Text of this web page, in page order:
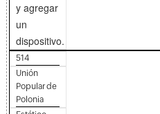
y agregar
un
dispositivo.
514
Unión
Popular de
Polonia